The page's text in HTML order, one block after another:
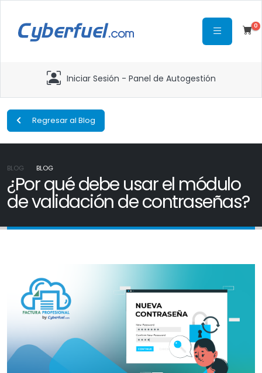
0
Iniciar Sesión - Panel de Autogestión
Regresar al Blog
BLOG BLOG
¿Por qué debe usar el módulo
de validación de contraseñas?